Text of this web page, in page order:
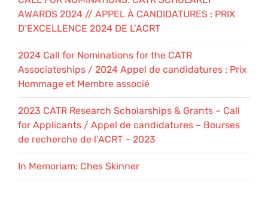
AWARDS 2024 // APPEL À CANDIDATURES : PRIX
D’EXCELLENCE 2024 DE L’ACRT
2024 Call for Nominations for the CATR
Associateships / 2024 Appel de candidatures : Prix
Hommage et Membre associé
2023 CATR Research Scholarships & Grants – Call
for Applicants / Appel de candidatures – Bourses
de recherche de l’ACRT – 2023
In Memoriam: Ches Skinner